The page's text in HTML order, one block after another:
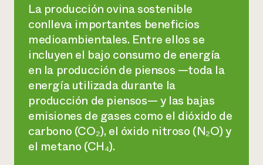
La producción ovina sostenible
conlleva importantes beneficios
medioambientales. Entre ellos se
incluyen el bajo consumo de energía
en la producción de piensos —toda la
energía utilizada durante la
producción de piensos— y las bajas
emisiones de gases como el dióxido de
carbono (CO₂), el óxido nitroso (N₂O) y
el metano (CH₄).